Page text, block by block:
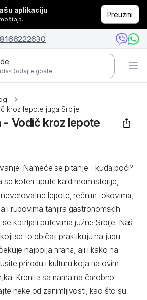
aplikaciju
Preuzmi
·Dodajte goste
kroz lepote juga Srbije
- Vodič kroz lepote
Nameće se pitanje - kuda poći?
se koferi upute kaldrmom istorije,
lepote, rečnim tokovima,
i rubovima tanjira gastronomskih
se kotrljati putevima južne Srbije. Naš
se to običaji praktikuju na jugu
najbolja hrana, ali i kako na
prirodu i kulturu koja na ovim
Krenite sa nama na čarobno
neke od zanimljivosti, kao što su: